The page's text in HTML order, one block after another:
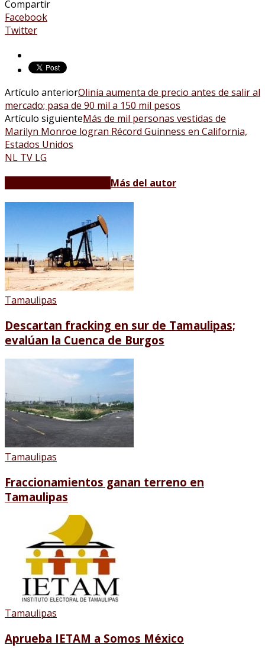
Compartir
Facebook
Twitter
Artículo anteriorOlinia aumenta de precio antes de salir al
mercado; pasa de 90 mil a 150 mil pesos
Artículo siguienteMás de mil personas vestidas de
Marilyn Monroe logran Récord Guinness en California,
Estados Unidos
NL TV LG
Más del autor
Tamaulipas
Descartan fracking en sur de Tamaulipas;
evalúan la Cuenca de Burgos
Tamaulipas
Fraccionamientos ganan terreno en
Tamaulipas
Tamaulipas
Aprueba IETAM a Somos México